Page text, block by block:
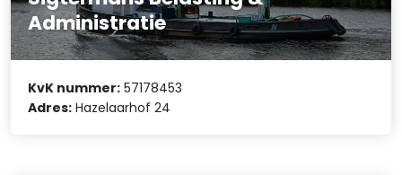
Administratie
KvK nummer: 57178453
Adres: Hazelaarhof 24